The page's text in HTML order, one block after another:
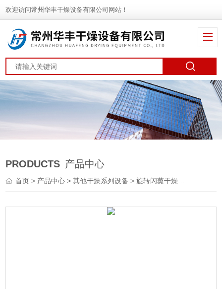
欢迎访问常州华丰干燥设备有限公司网站！
PRODUCTS 产品中心
首页> 产品中心 >其他干燥系列设备 >旋转闪蒸干燥机